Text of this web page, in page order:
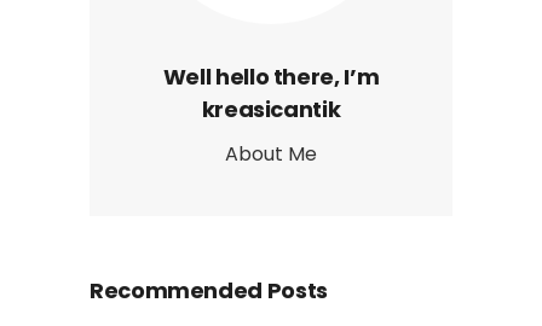
Well hello there, I’m
kreasicantik
About Me
Recommended Posts